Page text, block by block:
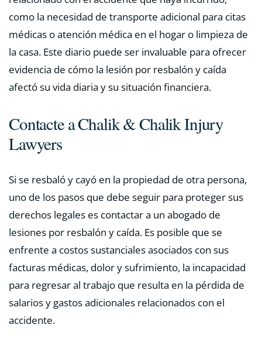
como la necesidad de transporte adicional para citas
médicas o atención médica en el hogar o limpieza de
la casa. Este diario puede ser invaluable para ofrecer
evidencia de cómo la lesión por resbalón y caída
afectó su vida diaria y su situación financiera.
Contacte a Chalik & Chalik Injury
Lawyers
Si se resbaló y cayó en la propiedad de otra persona,
uno de los pasos que debe seguir para proteger sus
derechos legales es contactar a un abogado de
lesiones por resbalón y caída. Es posible que se
enfrente a costos sustanciales asociados con sus
facturas médicas, dolor y sufrimiento, la incapacidad
para regresar al trabajo que resulta en la pérdida de
salarios y gastos adicionales relacionados con el
accidente.